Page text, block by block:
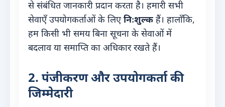
से संबंधित जानकारी प्रदान करता है। हमारी सभी
सेवाएँ उपयोगकर्ताओं के लिएनिःशुल्क हैं। हालाँकि,
हम किसी भी समय बिना सूचना के सेवाओं में
बदलाव या समाप्ति का अधिकार रखते हैं।
2. पंजीकरण और उपयोगकर्ता की
जिम्मेदारी